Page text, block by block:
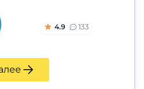
4.9 133